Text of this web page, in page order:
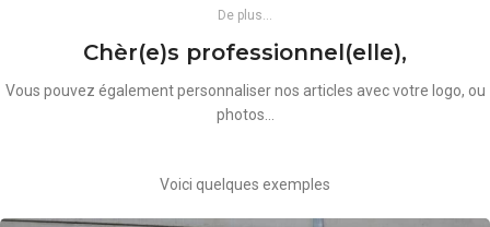
De plus...
Chèr(e)s professionnel(elle),
Vous pouvez également personnaliser nos articles avec votre logo, ou
photos...
Voici quelques exemples